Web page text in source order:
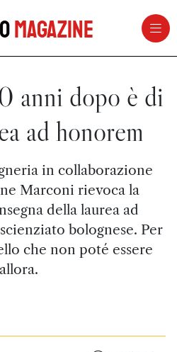
Magazine
anni dopo è di
ad honorem
in collaborazione
Marconi rievoca la
della laurea ad
bolognese. Per
che non poté essere
allora.